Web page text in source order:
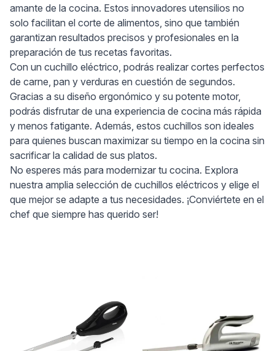
amante de la cocina. Estos innovadores utensilios no
solo facilitan el corte de alimentos, sino que también
garantizan resultados precisos y profesionales en la
preparación de tus recetas favoritas.
Con un cuchillo eléctrico, podrás realizar cortes perfectos
de carne, pan y verduras en cuestión de segundos.
Gracias a su diseño ergonómico y su potente motor,
podrás disfrutar de una experiencia de cocina más rápida
y menos fatigante. Además, estos cuchillos son ideales
para quienes buscan maximizar su tiempo en la cocina sin
sacrificar la calidad de sus platos.
No esperes más para modernizar tu cocina. Explora
nuestra amplia selección de cuchillos eléctricos y elige el
que mejor se adapte a tus necesidades. ¡Conviértete en el
chef que siempre has querido ser!